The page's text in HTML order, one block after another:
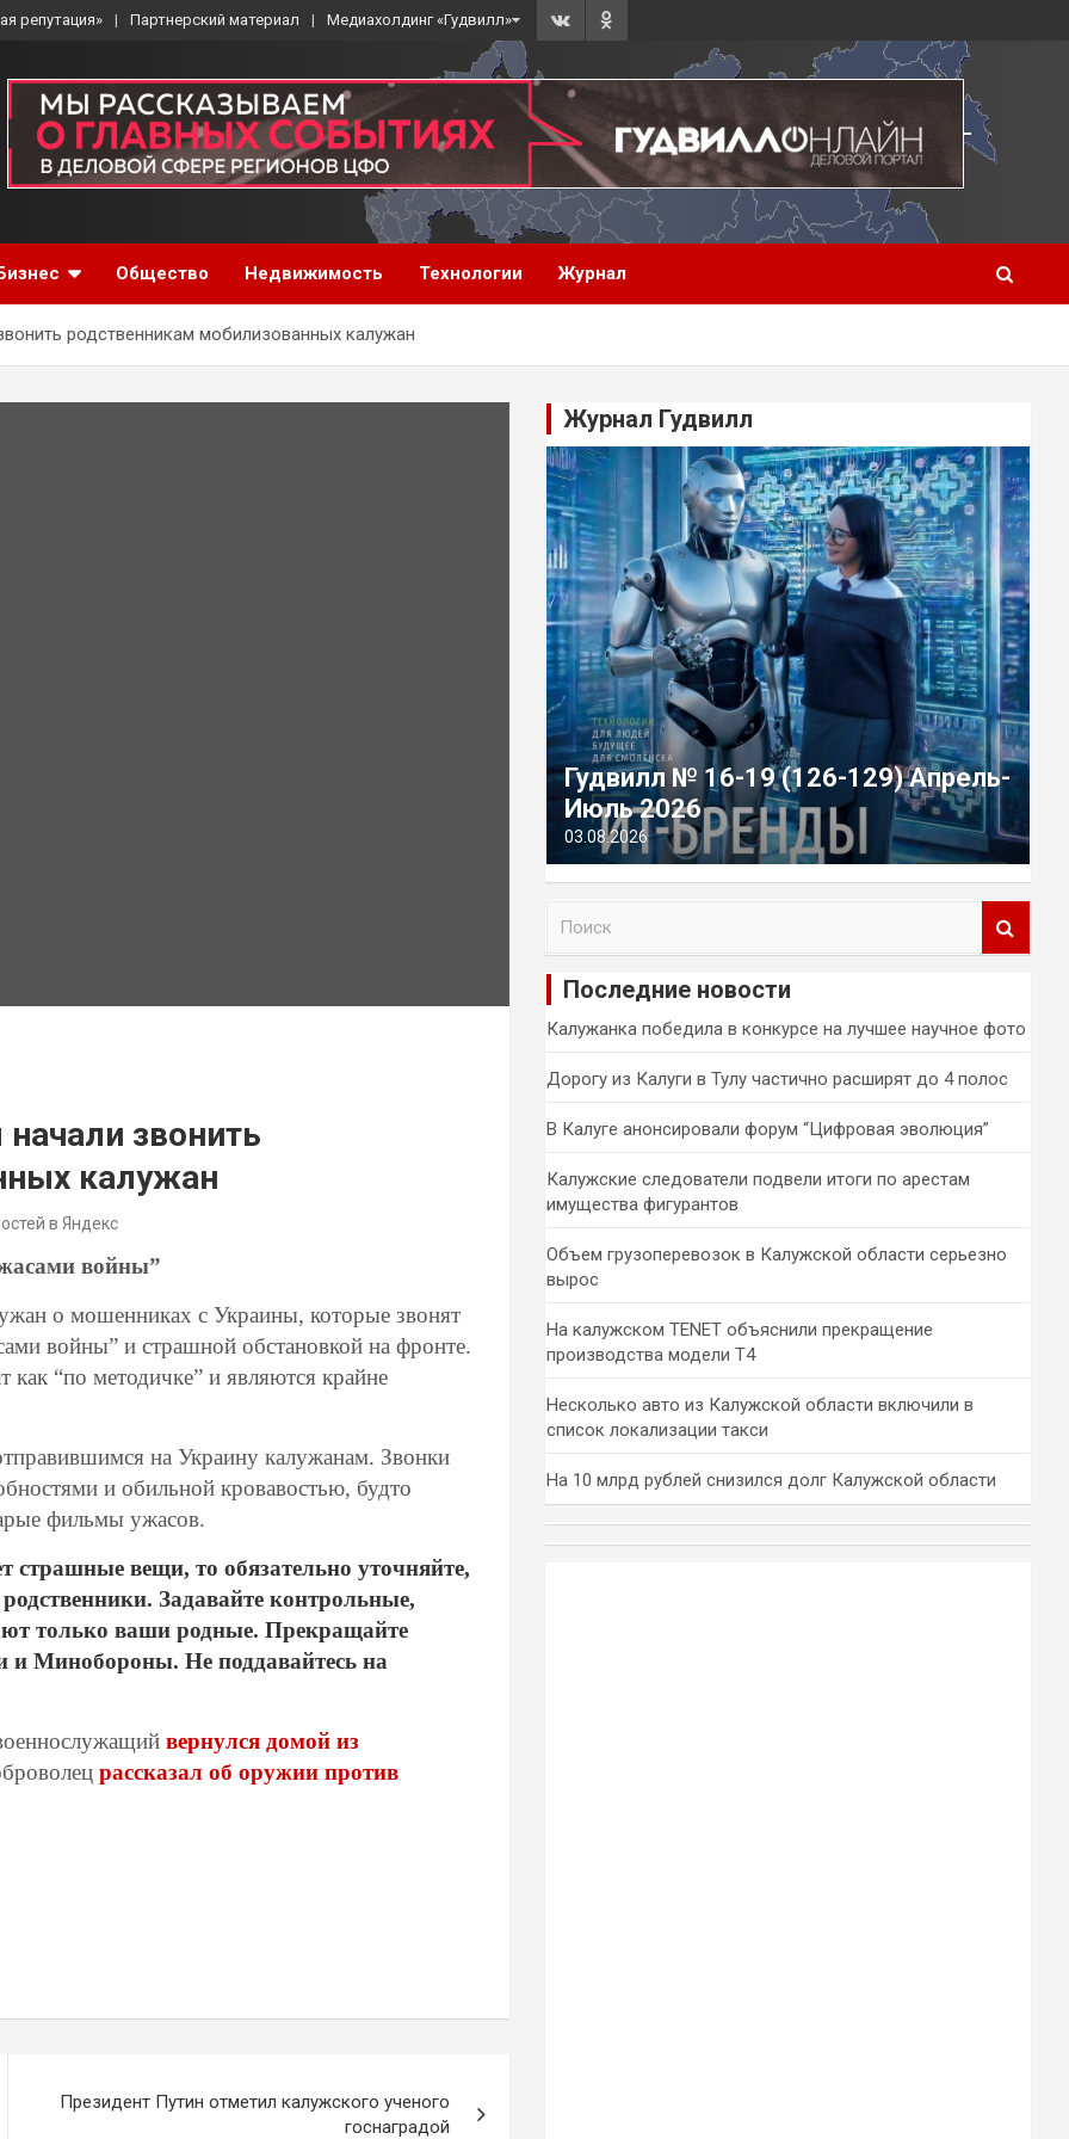
репутация» Партнерский материал Медиахолдинг «Гудвилл»
Общество Недвижимость Технологии Журнал
родственникам мобилизованных калужан
звонить
калужан
в Яндекс
войны”
о мошенниках с Украины, которые звонят
войны” и страшной обстановкой на фронте.
как “по методичке” и являются крайне
на Украину калужанам. Звонки
и обильной кровавостью, будто
фильмы ужасов.
страшные вещи, то обязательно уточняйте,
Задавайте контрольные,
только ваши родные. Прекращайте
и Минобороны. Не поддавайтесь на
вернулся домой из
рассказал об оружии против
Президент Путин отметил калужского ученого
госнаградой
Журнал Гудвилл
Гудвилл № 16-19 (126-129) Апрель-
Июль 2026
03.08.2026
и
Последние новости
Калужанка победила в конкурсе на лучшее научное фото
Дорогу из Калуги в Тулу частично расширят до 4 полос
В Калуге анонсировали форум “Цифровая эволюция”
Калужские следователи подвели итоги по арестам
имущества фигурантов
Объем грузоперевозок в Калужской области серьезно
вырос
На калужском TENET объяснили прекращение
производства модели T4
Несколько авто из Калужской области включили в
список локализации такси
На 10 млрд рублей снизился долг Калужской области